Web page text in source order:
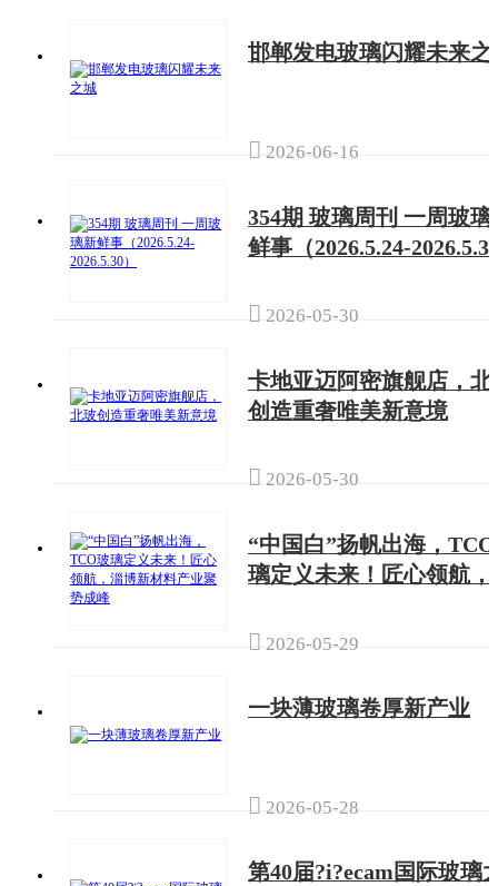
邯郸发电玻璃闪耀未来之
 2026-06-16
354期 玻璃周刊 一周玻璃
鲜事（2026.5.24-
 2026-05-30
卡地亚迈阿密旗舰店，北
创造重奢唯美新意境
 2026-05-30
“中国白”扬帆出海，
璃定义未来！匠心领航，
 2026-05-29
一块薄玻璃卷厚新产业
 2026-05-28
第40届?i?ecam国际玻璃